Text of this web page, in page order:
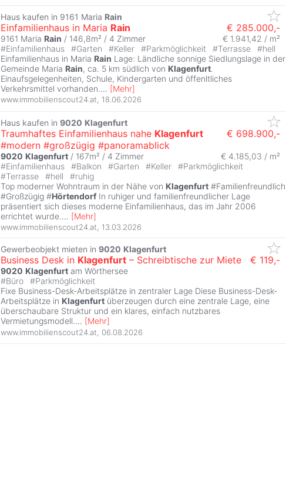
Haus kaufen in 9161 Maria Rain
Einfamilienhaus in Maria Rain € 285.000,-
9161 Maria Rain / 146,8m² / 4 Zimmer
€ 1.941,42 / m²
#Einfamilienhaus #Garten #Keller #Parkmöglichkeit #Terrasse #hell
Einfamilienhaus in Maria Rain Lage: Ländliche sonnige Siedlungslage in der
Gemeinde Maria Rain, ca. 5 km südlich von Klagenfurt.
Einaufsgelegenheiten, Schule, Kindergarten und öffenltliches
Verkehrsmittel vorhanden.... [Mehr]
www.immobilienscout24.at, 18.06.2026
Haus kaufen in 9020 Klagenfurt
Traumhaftes Einfamilienhaus nahe Klagenfurt
#modern #großzügig #panoramablick
€ 698.900,-
9020 Klagenfurt / 167m² / 4 Zimmer
€ 4.185,03 / m²
#Einfamilienhaus #Balkon #Garten #Keller #Parkmöglichkeit
#Terrasse #hell #ruhig
Top moderner Wohntraum in der Nähe von Klagenfurt #Familienfreundlich
#Großzügig #Hörtendorf In ruhiger und familienfreundlicher Lage
präsentiert sich dieses moderne Einfamilienhaus, das im Jahr 2006
errichtet wurde.... [Mehr]
www.immobilienscout24.at, 13.03.2026
Gewerbeobjekt mieten in 9020 Klagenfurt
Business Desk in Klagenfurt – Schreibtische zur Miete € 119,-
9020 Klagenfurt am Wörthersee
#Büro #Parkmöglichkeit
Fixe Business-Desk-Arbeitsplätze in zentraler Lage Diese Business-Desk-
Arbeitsplätze in Klagenfurt überzeugen durch eine zentrale Lage, eine
überschaubare Struktur und ein klares, einfach nutzbares
Vermietungsmodell.... [Mehr]
www.immobilienscout24.at 06.08.2026